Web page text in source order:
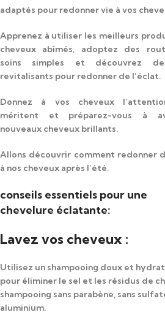
adaptés pour redonner vie à vos
Apprenez à utiliser les meilleurs
cheveux abîmés, adoptez des
soins simples et découvrez
revitalisants pour redonner de l’éclat.
Donnez à vos cheveux
méritent et préparez-vous à
nouveaux cheveux brillants.
Allons découvrir comment redonner
à nos cheveux après l’été.
conseils essentiels pour une
chevelure éclatante:
Lavez vos cheveux :
Utilisez un shampooing doux et
pour éliminer le sel et les résidus de
shampooing sans parabène, sans
aluminium.